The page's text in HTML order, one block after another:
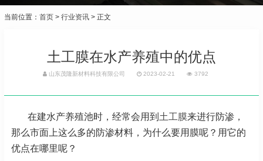
当前位置： 首页 > 行业资讯 > 正文
土工膜在水产养殖中的优点
山东茂隆新材料科技有限公司 2023-02-21 3792
在建水产养殖池时，经常会用到 土工膜来进行防渗，
那么市面上这么多的防渗材料，为什么要用膜呢？用它的
优点在哪里呢？